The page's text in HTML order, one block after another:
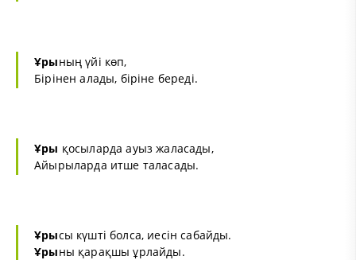
Ұрының үйі көп,
Бірінен алады, біріне береді.
Ұры қосыларда ауыз жаласады,
Айырыларда итше таласады.
Ұрысы күшті болса, иесін сабайды.
Ұрыны қарақшы ұрлайды.